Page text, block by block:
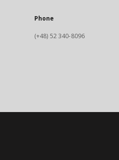
Phone
(+48) 52 340-8096